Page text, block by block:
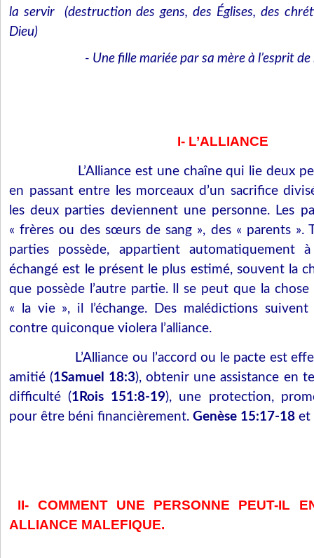
la servir
(destruction des gens, des Églises, des
Dieu)
- Une fille mariée par sa mère à l’esprit
I- L’ALLIANCE
L’Alliance est une chaîne qui lie deux
en passant entre les morceaux d’un sacrifice
les deux parties deviennent une personne. Les
« frères ou des sœurs de sang », des « parents ».
parties possède, appartient automatiquement
échangé est le présent le plus estimé, souvent la
que possède l’autre partie. Il se peut que la
« la vie », il l’échange. Des malédictions
contre quiconque violera l’alliance.
L’Alliance ou l’accord ou le pacte est
amitié (1Samuel 18:3), obtenir une assistance en
difficulté (1Rois 151:8-19), une protection,
pour être béni financièrement. Genèse 15:17-18 et
II-
COMMENT UNE PERSONNE PEUT-IL
ALLIANCE MALEFIQUE.